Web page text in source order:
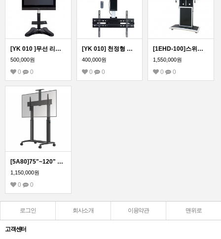
[YK 010 ]무선 리모콘 전동식 스탠드형 티비TV거치대/전동 이동식거치대
500,000원
0 0
[YK 010] 천정형 티비TV거치대/무선 리모콘 전동식/ YK 010 전동티비거치대 티비존
400,000원
0 0
[1EHD-100]스위치 자동높이조절 거치대(대형전자칠판), 전동형 이동형 스탠드/스위치로 위아래 조정가능
1,550,000원
0 0
[5A80]75"~120" 전동형 이동식 스탠드 tv/전자칠판 거치대 특대형 국내제작
1,150,000원
0 0
로그인 회사소개 이용약관 맨위로
고객센터